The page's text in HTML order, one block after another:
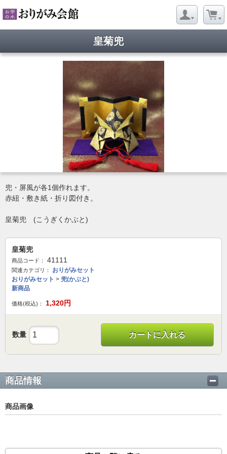
皇菊兜
兜・屏風が各1個作れます。
赤紐・敷き紙・折り図付き。
皇菊兜 (こうぎくかぶと)
皇菊兜
商品コード： 41111
関連カテゴリ：
おりがみセット
おりがみセット > 兜(かぶと)
新商品
価格(税込)： 1,320円
数量 カートに入れる
商品情報
商品画像